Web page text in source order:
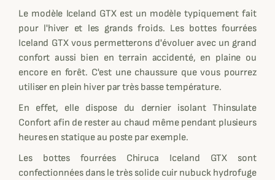
Le modèle Iceland GTX est un modèle typiquement fait
pour l'hiver et les grands froids. Les bottes fourrées
Iceland GTX vous permetterons d'évoluer avec un grand
confort aussi bien en terrain accidenté, en plaine ou
encore en forêt. C'est une chaussure que vous pourrez
utiliser en plein hiver par très basse température.
En effet, elle dispose du dernier isolant Thinsulate
Confort afin de rester au chaud même pendant plusieurs
heures en statique au poste par exemple.
Les bottes fourrées Chiruca Iceland GTX sont
confectionnées dans le très solide cuir nubuck hydrofuge